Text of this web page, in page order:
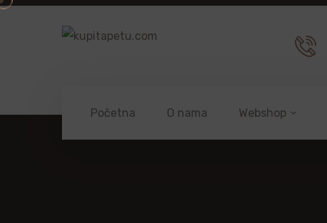
Početna O nama Webshop